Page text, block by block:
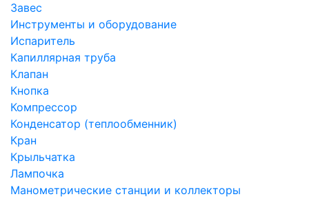
Завес
Инструменты и оборудование
Испаритель
Капиллярная труба
Клапан
Кнопка
Компрессор
Конденсатор (теплообменник)
Кран
Крыльчатка
Лампочка
Манометрические станции и коллекторы